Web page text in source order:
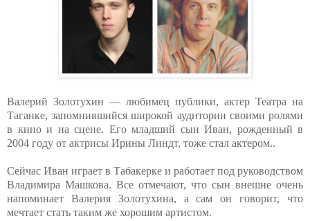
Валерий Золотухин — любимец публики, актер Театра на
Таганке, запомнившийся широкой аудитории своими ролями
в кино и на сцене. Его младший сын Иван, рожденный в
2004 году от актрисы Ирины Линдт, тоже стал актером..
Сейчас Иван играет в Табакерке и работает под руководством
Владимира Машкова. Все отмечают, что сын внешне очень
напоминает Валерия Золотухина, а сам он говорит, что
мечтает стать таким же хорошим артистом.